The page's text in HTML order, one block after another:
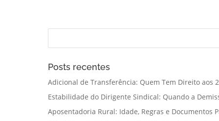
Posts recentes
Adicional de Transferência: Quem Tem Direito aos
Estabilidade do Dirigente Sindical: Quando a
Aposentadoria Rural: Idade, Regras e Documentos